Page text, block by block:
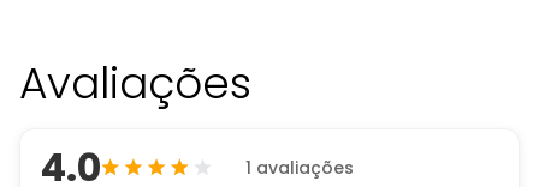
Avaliações
4.0 1 avaliações